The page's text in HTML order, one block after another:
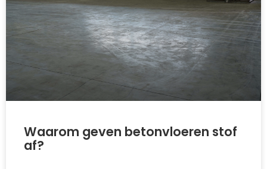
Waarom geven betonvloeren stof
af?